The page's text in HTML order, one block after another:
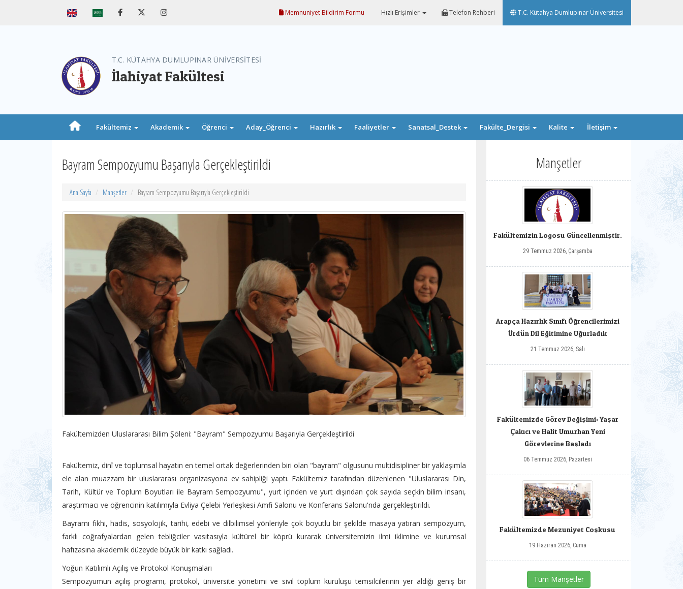
Memnuniyet Bildirim Formu Hızlı Erişimler Telefon Rehberi T.C. Kütahya Dumlupınar Üniversitesi
T.C. KÜTAHYA DUMLUPINAR ÜNİVERSİTESİ
İlahiyat Fakültesi
Fakültemiz Akademik Öğrenci Aday_Öğrenci Hazırlık Faaliyetler Sanatsal_Destek Fakülte_Dergisi Kalite İletişim
Bayram Sempozyumu Başarıyla Gerçekleştirildi
Ana Sayfa Manşetler Bayram Sempozyumu Başarıyla Gerçekleştirildi
Fakültemizden Uluslararası Bilim Şöleni: "Bayram" Sempozyumu Başarıyla Gerçekleştirildi
Fakültemiz, dinî ve toplumsal hayatın en temel ortak değerlerinden biri olan "bayram" olgusunu multidisipliner bir yaklaşımla
ele alan muazzam bir uluslararası organizasyona ev sahipliği yaptı. Fakültemiz tarafından düzenlenen "Uluslararası Din,
Tarih, Kültür ve Toplum Boyutları ile Bayram Sempozyumu", yurt içinden ve yurt dışından çok sayıda seçkin bilim insanı,
araştırmacı ve öğrencinin katılımıyla Evliya Çelebi Yerleşkesi Amfi Salonu ve Konferans Salonu'nda gerçekleştirildi.
Bayramı fıkhi, hadis, sosyolojik, tarihi, edebi ve dilbilimsel yönleriyle çok boyutlu bir şekilde masaya yatıran sempozyum,
farklı coğrafyalardan gelen tebliğciler vasıtasıyla kültürel bir köprü kurarak üniversitemizin ilmi iklimine ve kurumsal
hafızasına akademik düzeyde büyük bir katkı sağladı.
Yoğun Katılımlı Açılış ve Protokol Konuşmaları
Sempozyumun açılış programı, protokol, üniversite yönetimi ve sivil toplum kuruluşu temsilcilerinin yer aldığı geniş bir
Manşetler
Fakültemizin Logosu Güncellenmiştir.
29 Temmuz 2026, Çarşamba
Arapça Hazırlık Sınıfı Öğrencilerimizi
Ürdün Dil Eğitimine Uğurladık
21 Temmuz 2026, Salı
Fakültemizde Görev Değişimi: Yaşar
Çakıcı ve Halit Umurhan Yeni
Görevlerine Başladı
06 Temmuz 2026, Pazartesi
Fakültemizde Mezuniyet Coşkusu
19 Haziran 2026, Cuma
Tüm Manşetler